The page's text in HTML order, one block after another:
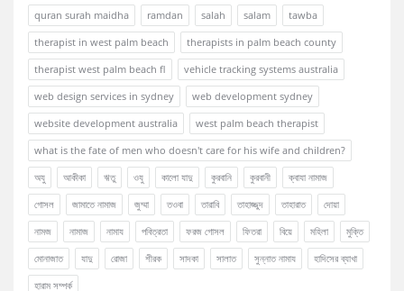
quran surah maidha
ramdan salah salam
tawba
therapist in west palm beach
therapists in palm beach county
therapist west palm beach fl
vehicle tracking systems australia
web design services in sydney
web development sydney
website development australia
west palm beach therapist
what is the fate of men who doesn't care for his wife and children?
অযু
আকীকা ঋতু ওযু কালো যাদু কুরবানি কুরবানী
ক্বাযা নামাজ
গোসল
জামাতে নামাজ জুম্মা তওবা তারাবি তাহাজ্জুদ তাহারাত
দোয়া
নামজ
নামাজ নামায পবিত্রতা ফরজ গোসল ফিতরা বিয়ে মহিলা
মুক্তি
মোনাজাত
যাদু রোজা শীরক সাদকা সালাত সুন্নাত নামায
হাদিসের ব্যাখা
হারাম সম্পর্ক